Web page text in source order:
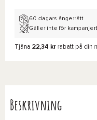
60 dagars ångerrätt
Gäller inte för
Tjäna 22,34 kr rabatt på din
Beskrivning